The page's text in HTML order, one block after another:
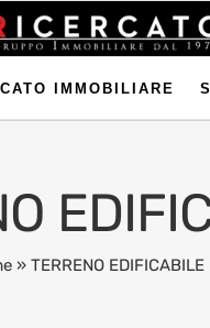
IMMOBILIARE
» TERRENO EDIFICABILE